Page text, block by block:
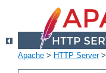
Apache > HTTP Server>